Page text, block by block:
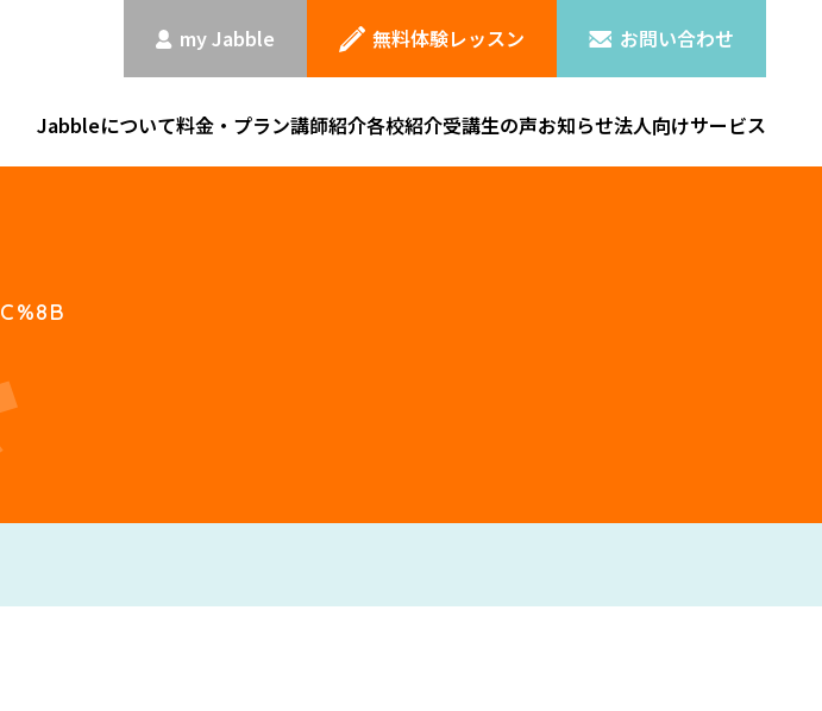
my Jabble 無料体験レッスン お問い合わせ
Jabbleについて料金・プラン講師紹介各校紹介受講生の声お知らせ法人向けサービス